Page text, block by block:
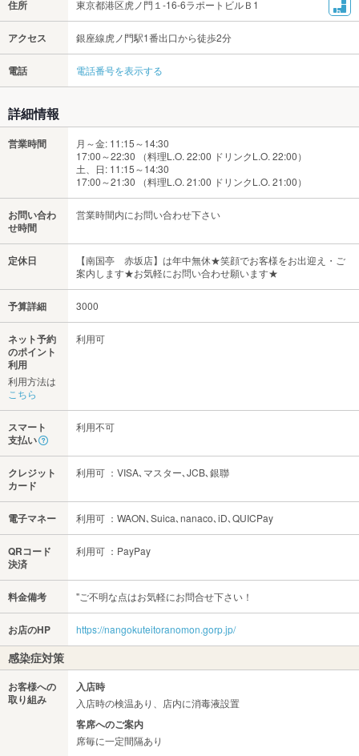
住所 東京都港区虎ノ門１-16-6ラポートビルＢ1
アクセス 銀座線虎ノ門駅1番出口から徒歩2分
電話 電話番号を表示する
詳細情報
営業時間
月～金: 11:15～14:30
17:00～22:30 （料理L.O. 22:00 ドリンクL.O. 22:00）
土、日: 11:15～14:30
17:00～21:30 （料理L.O. 21:00 ドリンクL.O. 21:00）
お問い合わ
せ時間
営業時間内にお問い合わせ下さい
定休日
【南国亭 赤坂店】は年中無休★笑顔でお客様をお出迎え・ご
案内します★お気軽にお問い合わせ願います★
予算詳細 3000
ネット予約
のポイント
利用
利用方法は
こちら
利用可
スマート
支払い
利用不可
クレジット
カード
利用可 ：VISA､マスター､JCB､銀聯
電子マネー 利用可 ：WAON､Suica､nanaco､iD､QUICPay
QRコード
決済
利用可 ：PayPay
料金備考 "ご不明な点はお気軽にお問合せ下さい！
お店のHP https://nangokuteitoranomon.gorp.jp/
感染症対策
お客様への
取り組み
入店時
入店時の検温あり、店内に消毒液設置
客席へのご案内
席毎に一定間隔あり